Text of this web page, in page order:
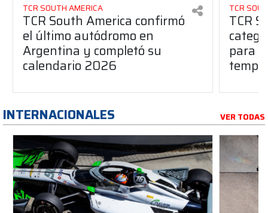
TCR SOUTH AMERICA
TCR South America confirmó
el último autódromo en
Argentina y completó su
calendario 2026
TCR
TCR
para
INTERNACIONALES VER TODAS